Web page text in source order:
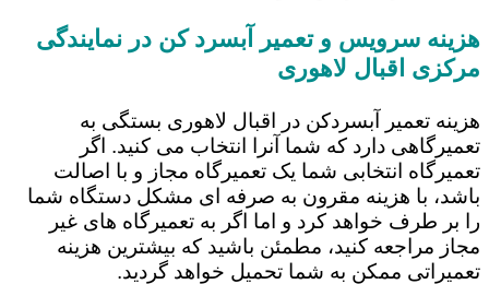
هزینه سرویس و تعمیر آبسرد کن در نمایندگی
مرکزی اقبال لاهوری
هزینه تعمیر آبسردکن در اقبال لاهوری بستگی به
تعمیرگاهی دارد که شما آنرا انتخاب می کنید. اگر
تعمیرگاه انتخابی شما یک تعمیرگاه مجاز و با اصالت
باشد، با هزینه مقرون به صرفه ای مشکل دستگاه شما
را بر طرف خواهد کرد و اما اگر به تعمیرگاه های غیر
مجاز مراجعه کنید، مطمئن باشید که بیشترین هزینه
تعمیراتی ممکن به شما تحمیل خواهد گردید.